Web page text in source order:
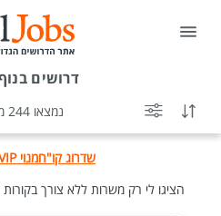
דרושים
נמצאו 244 משרות
שדרוג קו"חמנוי VIP
הציגו לי רק משרות ללא צורך בקורות